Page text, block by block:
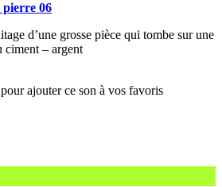
pierre 06
d’une grosse pièce qui tombe sur une
ciment – argent